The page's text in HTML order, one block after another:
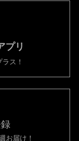
プリ
ス！
お届け！